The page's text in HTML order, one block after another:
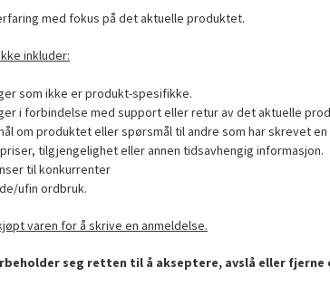
med fokus på det aktuelle produktet.
inkluder:
som ikke er produkt-spesifikke.
i forbindelse med support eller retur av det aktuelle
om produktet eller spørsmål til andre som har skrevet
tilgjengelighet eller annen tidsavhengig informasjon.
til konkurrenter
ufin ordbruk.
varen for å skrive en anmeldelse.
seg retten til å akseptere, avslå eller